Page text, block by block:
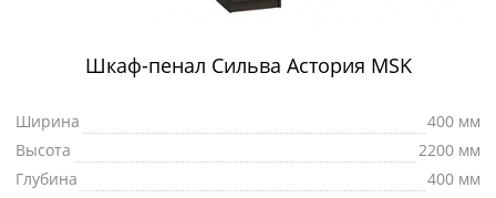
Шкаф-пенал Сильва Астория MSK
Ширина
400 мм
Высота
2200 мм
Глубина
400 мм